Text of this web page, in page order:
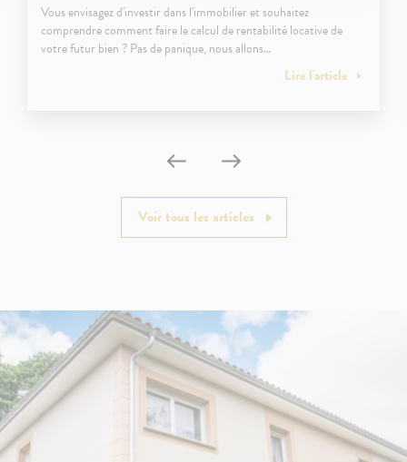
Vous envisagez d'investir dans l'immobilier et souhaitez
comprendre comment faire le calcul de rentabilité locative de
votre futur bien ? Pas de panique, nous allons…
Lire l'article
Voir tous les articles